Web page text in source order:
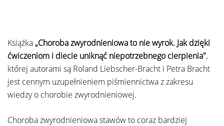
Książka „Choroba zwyrodnieniowa to nie wyrok. Jak dzięki
ćwiczeniom i diecie uniknąć niepotrzebnego cierpienia",
której autorami są Roland Liebscher-Bracht i Petra Bracht
jest cennym uzupełnieniem piśmiennictwa z zakresu
wiedzy o chorobie zwyrodnieniowej.
Choroba zwyrodnieniowa stawów to coraz bardziej